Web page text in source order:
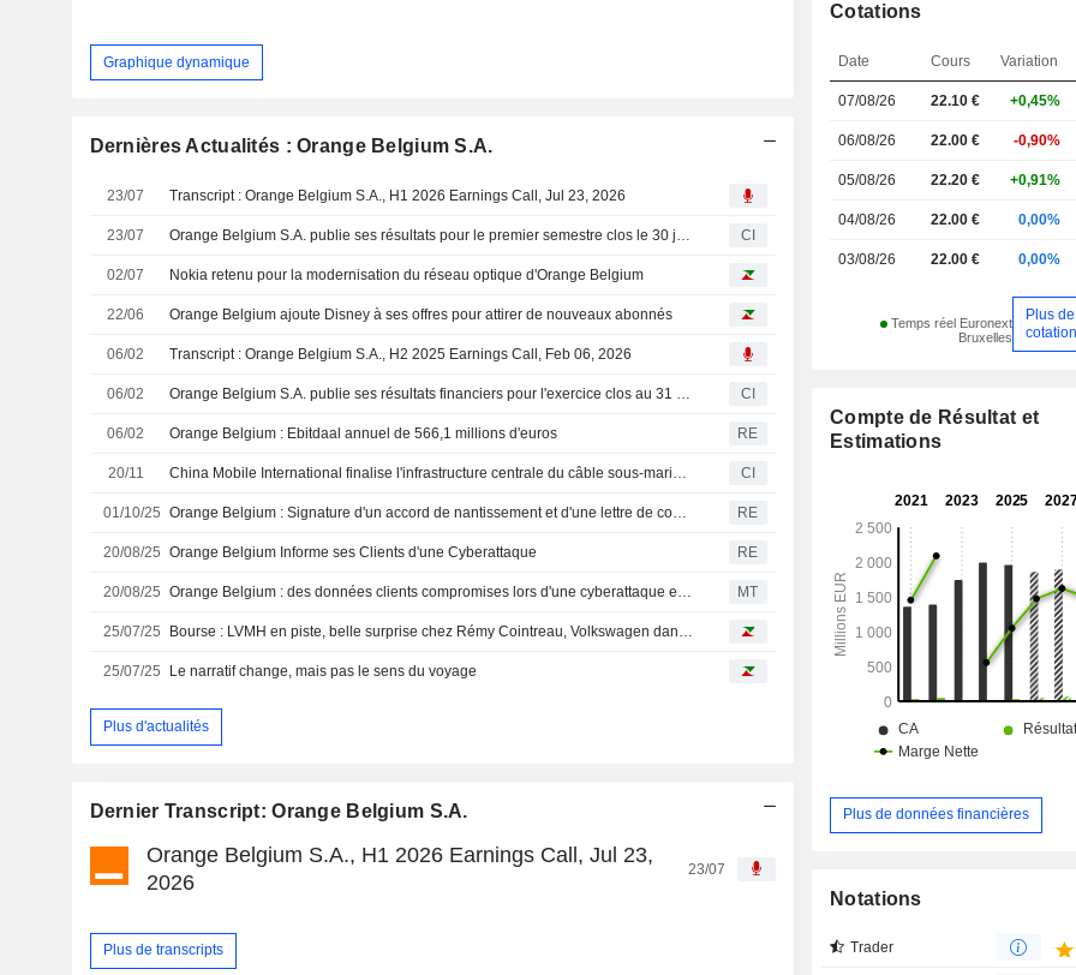
Graphique dynamique
Dernières Actualités : Orange Belgium S.A.
23/07 Transcript : Orange Belgium S.A., H1 2026 Earnings Call, Jul 23, 2026
23/07 Orange Belgium S.A. publie ses résultats pour le premier semestre clos le 30 juin 2026 CI
02/07 Nokia retenu pour la modernisation du réseau optique d'Orange Belgium
22/06 Orange Belgium ajoute Disney à ses offres pour attirer de nouveaux abonnés
06/02 Transcript : Orange Belgium S.A., H2 2025 Earnings Call, Feb 06, 2026
06/02 Orange Belgium S.A. publie ses résultats financiers pour l'exercice clos au 31 décembre 2025 CI
06/02 Orange Belgium : Ebitdaal annuel de 566,1 millions d'euros RE
20/11 China Mobile International finalise l'infrastructure centrale du câble sous-marin 2Africa CI
01/10/25 Orange Belgium : Signature d'un accord de nantissement et d'une lettre de consentement et de décharge avec Enodia dans le cadre de la scission de VOO RE
20/08/25 Orange Belgium Informe ses Clients d'une Cyberattaque RE
20/08/25 Orange Belgium : des données clients compromises lors d'une cyberattaque en juillet MT
25/07/25 Bourse : LVMH en piste, belle surprise chez Rémy Cointreau, Volkswagen dans le dur
25/07/25 Le narratif change, mais pas le sens du voyage
Plus d'actualités
Dernier Transcript: Orange Belgium S.A.
Orange Belgium S.A., H1 2026 Earnings Call, Jul 23,
2026
23/07
Plus de transcripts
Cotations
Date Cours Variation
07/08/26 22.10€ +0,45%
06/08/26 22.00 € -0,90%
05/08/26 22.20 € +0,91%
04/08/26 22.00 € 0,00%
03/08/26 22.00 € 0,00%
Temps réel Euronext
Bruxelles
Plus de
Compte de Résultat et
Estimations
Plus de données financières
Notations
Trader